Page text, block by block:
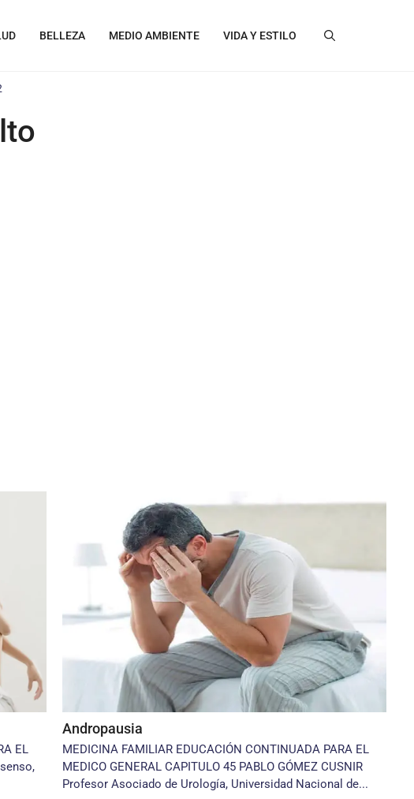
BELLEZA MEDIO AMBIENTE VIDA Y ESTILO
EL
Andropausia
MEDICINA FAMILIAR EDUCACIÓN CONTINUADA PARA EL
MEDICO GENERAL CAPITULO 45 PABLO GÓMEZ CUSNIR
Profesor Asociado de Urología, Universidad Nacional de...